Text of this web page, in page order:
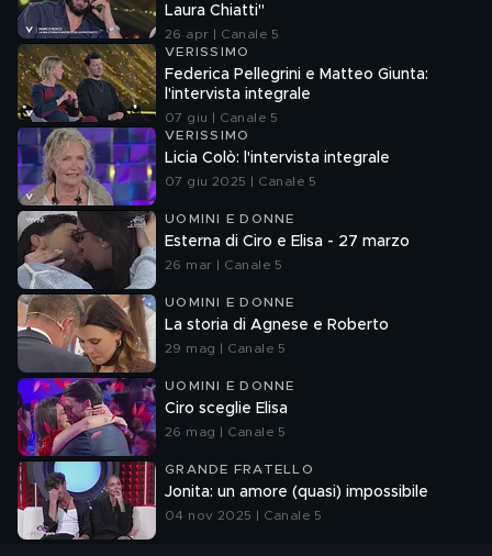
Laura Chiatti"
26 apr | Canale 5
VERISSIMO
Federica Pellegrini e Matteo Giunta:
l'intervista integrale
07 giu | Canale 5
VERISSIMO
Licia Colò: l'intervista integrale
07 giu 2025 | Canale 5
UOMINI E DONNE
Esterna di Ciro e Elisa - 27 marzo
26 mar | Canale 5
UOMINI E DONNE
La storia di Agnese e Roberto
29 mag | Canale 5
UOMINI E DONNE
Ciro sceglie Elisa
26 mag | Canale 5
GRANDE FRATELLO
Jonita: un amore (quasi) impossibile
04 nov 2025 | Canale 5